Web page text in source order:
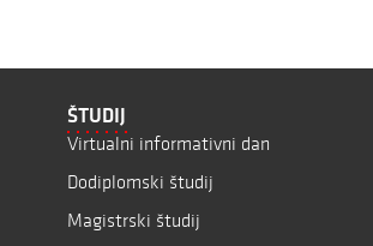
ŠTUDIJ
Virtualni informativni dan
Dodiplomski študij
Magistrski študij